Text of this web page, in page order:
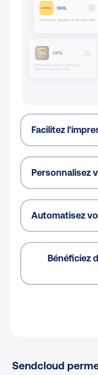
Facilitez
Personnalisez
Automatisez
Bénéficiez
Sendcloud